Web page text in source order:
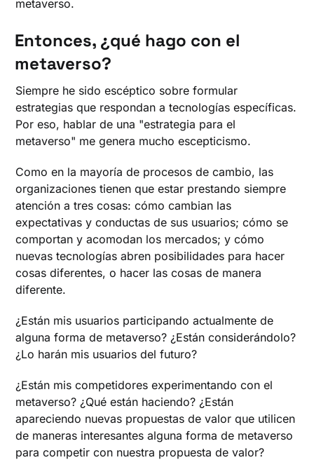
metaverso.
Entonces, ¿qué hago con el
metaverso?
Siempre he sido escéptico sobre formular
estrategias que respondan a tecnologías específicas.
Por eso, hablar de una "estrategia para el
metaverso" me genera mucho escepticismo.
Como en la mayoría de procesos de cambio, las
organizaciones tienen que estar prestando siempre
atención a tres cosas: cómo cambian las
expectativas y conductas de sus usuarios; cómo se
comportan y acomodan los mercados; y cómo
nuevas tecnologías abren posibilidades para hacer
cosas diferentes, o hacer las cosas de manera
diferente.
¿Están mis usuarios participando actualmente de
alguna forma de metaverso? ¿Están considerándolo?
¿Lo harán mis usuarios del futuro?
¿Están mis competidores experimentando con el
metaverso? ¿Qué están haciendo? ¿Están
apareciendo nuevas propuestas de valor que utilicen
de maneras interesantes alguna forma de metaverso
para competir con nuestra propuesta de valor?